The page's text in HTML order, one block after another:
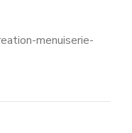
menuiserie-